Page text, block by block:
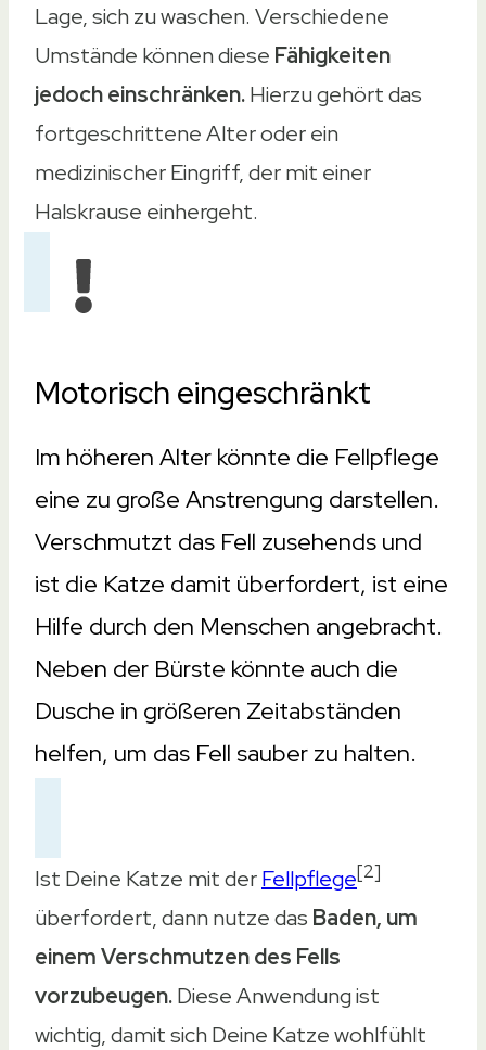
Lage, sich zu waschen. Verschiedene
Umstände können diese Fähigkeiten
jedoch einschränken.Hierzu gehört das
fortgeschrittene Alter oder ein
medizinischer Eingriff, der mit einer
Halskrause einhergeht.
Motorisch eingeschränkt
Im höheren Alter könnte die Fellpflege
eine zu große Anstrengung darstellen.
Verschmutzt das Fell zusehends und
ist die Katze damit überfordert, ist eine
Hilfe durch den Menschen angebracht.
Neben der Bürste könnte auch die
Dusche in größeren Zeitabständen
helfen, um das Fell sauber zu halten.
Ist Deine Katze mit derFellpflege[2]
überfordert, dann nutze das Baden, um
einem Verschmutzen des Fells
vorzubeugen.Diese Anwendung ist
wichtig, damit sich Deine Katze wohlfühlt